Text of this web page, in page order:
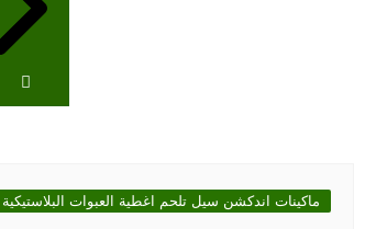
ماكينات اندكشن سيل تلحم اغطية العبوات البلاستيكية